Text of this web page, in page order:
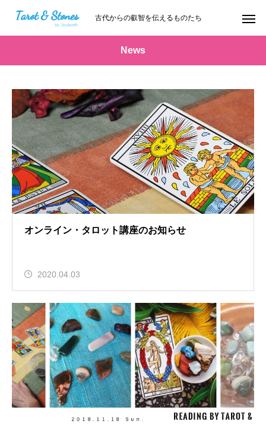
古代からの叡智を伝えるものたち
News
オンライン・タロット講座のお知らせ
2020.04.03